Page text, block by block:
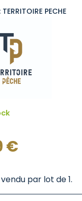
PECHE
€
par lot de 1.